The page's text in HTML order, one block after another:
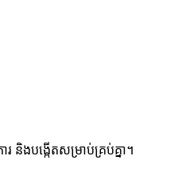
និងបង្កើតសម្រាប់គ្រប់គ្នា។